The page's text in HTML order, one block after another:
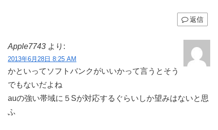
返信
Apple7743 より:
2013年6月28日 8:25 AM
かといってソフトバンクがいいかって言うとそう
でもないだよね
auの強い帯域に５Sが対応するぐらいしか望みはないと思
ふ